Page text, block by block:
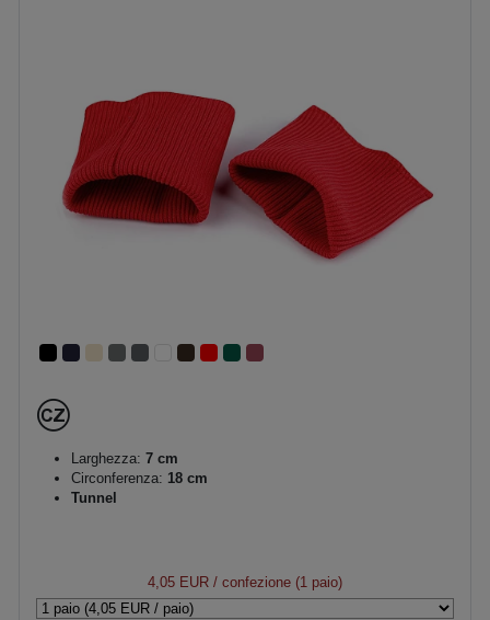
Larghezza: 7 cm
Circonferenza: 18 cm
Tunnel
4,05 EUR / confezione (1 paio)